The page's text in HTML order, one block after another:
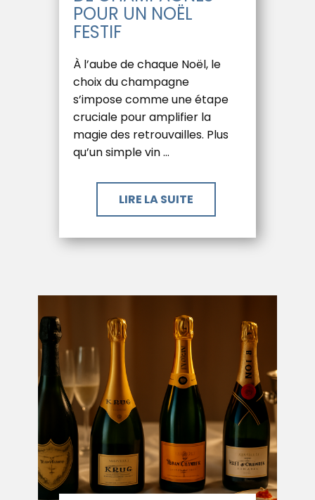
POUR UN NOËL
FESTIF
À l’aube de chaque Noël, le
choix du champagne
s’impose comme une étape
cruciale pour amplifier la
magie des retrouvailles. Plus
qu’un simple vin …
LIRE LA SUITE